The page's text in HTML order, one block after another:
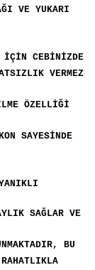
VE YUKARI
İÇİN CEBİNİZDE
VERMEZ
ÖZELLİĞİ
SAYESİNDE
SAĞLAR VE
BU